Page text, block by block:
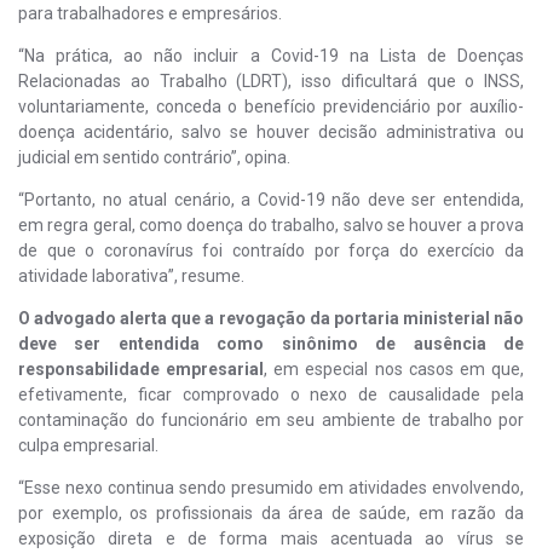
para trabalhadores e empresários.
“Na prática, ao não incluir a Covid-19 na Lista de Doenças
Relacionadas ao Trabalho (LDRT), isso dificultará que o INSS,
voluntariamente, conceda o benefício previdenciário por auxílio-
doença acidentário, salvo se houver decisão administrativa ou
judicial em sentido contrário”, opina.
“Portanto, no atual cenário, a Covid-19 não deve ser entendida,
em regra geral, como doença do trabalho, salvo se houver a prova
de que o coronavírus foi contraído por força do exercício da
atividade laborativa”, resume.
O advogado alerta que a revogação da portaria ministerial não
deve ser entendida como sinônimo de ausência de
responsabilidade empresarial, em especial nos casos em que,
efetivamente, ficar comprovado o nexo de causalidade pela
contaminação do funcionário em seu ambiente de trabalho por
culpa empresarial.
“Esse nexo continua sendo presumido em atividades envolvendo,
por exemplo, os profissionais da área de saúde, em razão da
exposição direta e de forma mais acentuada ao vírus se